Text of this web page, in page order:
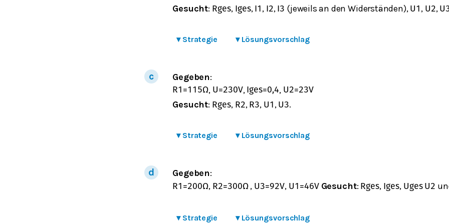
Gesucht: Rges, ges, 1 , 2, I3 (jeweils an den Widerständen), U1 , U2, U
▾ Strategie ▾ Lösungsvorschlag
Gegeben:
R1 =115Ω, U=230V, ges=0,4, U2=23V
Gesucht: Rges, R2, R3, U1 , U3.
▾ Strategie ▾ Lösungsvorschlag
Gegeben:
R1 =200Ω, R2=300Ω, U3=92V, U1 =46V Gesucht: Rges, ges, Uges U2
▾ Strategie ▾ Lösungsvorschlag